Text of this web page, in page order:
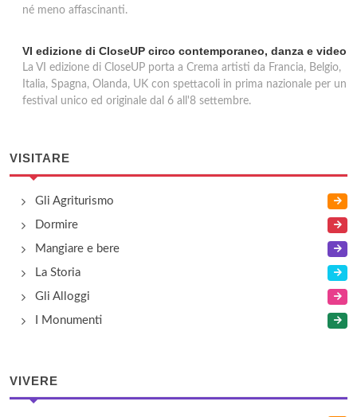
né meno affascinanti.
VI edizione di CloseUP circo contemporaneo, danza e video
La VI edizione di CloseUP porta a Crema artisti da Francia, Belgio,
Italia, Spagna, Olanda, UK con spettacoli in prima nazionale per un
festival unico ed originale dal 6 all'8 settembre.
VISITARE
Gli Agriturismo
Dormire
Mangiare e bere
La Storia
Gli Alloggi
I Monumenti
VIVERE